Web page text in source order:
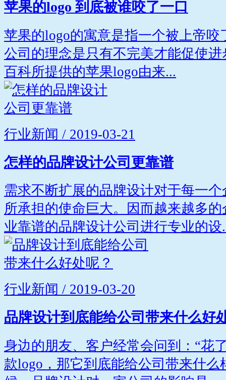
苹果的logo 到底被谁咬了一口
苹果的logo的寓意是指一个被上帝
公司的理念是只有不完美才能促使
百科所提供的苹果logo由来...
行业新闻 / 2019-03-21
怎样的品牌设计公司更靠谱
需求不断扩展的品牌设计对于每一
所承担的使命巨大。因而越来越多
业靠谱的品牌设计公司进行专业的设
行业新闻 / 2019-03-20
品牌设计到底能给公司带来什么好
身边的朋友、客户经常会问到：“花
款logo，那它到底能给公司带来什么